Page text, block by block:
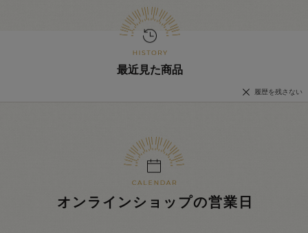
最近見た商品
履歴を残さない
オンラインショップの営業日